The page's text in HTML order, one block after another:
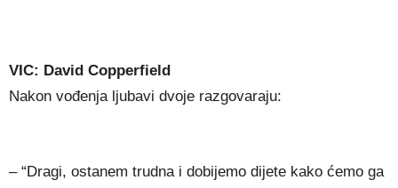
VIC: David Copperfield
Nakon vođenja ljubavi dvoje razgovaraju:
– “Dragi, ostanem trudna i dobijemo dijete kako ćemo ga